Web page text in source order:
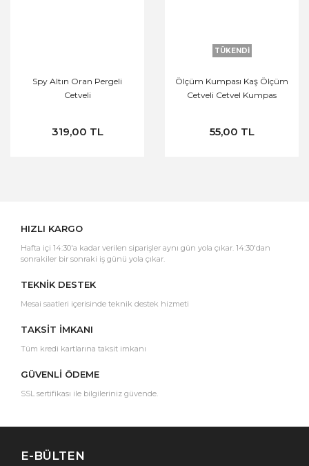
Spy Altın Oran Pergeli
Cetveli
319,00 TL
TÜKENDİ
Ölçüm Kumpası Kaş Ölçüm
Cetveli Cetvel Kumpas
55,00 TL
HIZLI KARGO
Hafta içi 14:30'a kadar verilen siparişler aynı gün yola çıkar. 14:30'dan
sonrakiler bir sonraki iş günü yola çıkar.
TEKNİK DESTEK
Mesai saatleri içerisinde teknik destek hizmeti
TAKSİT İMKANI
Tüm kredi kartlarına taksit imkanı
GÜVENLİ ÖDEME
SSL sertifikası ile bilgileriniz güvende.
E-BÜLTEN